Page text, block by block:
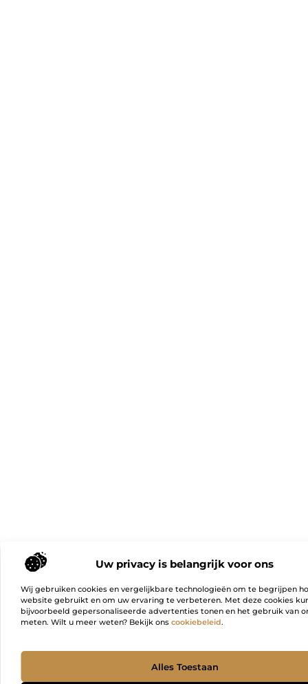
Uw privacy is belangrijk voor ons
Wij gebruiken cookies en vergelijkbare technologieën om te begrijpen
website gebruikt en om uw ervaring te verbeteren. Met deze cookies
bijvoorbeeld gepersonaliseerde advertenties tonen en het gebruik van
meten. Wilt u meer weten? Bekijk ons cookiebeleid.
Alles Toestaan